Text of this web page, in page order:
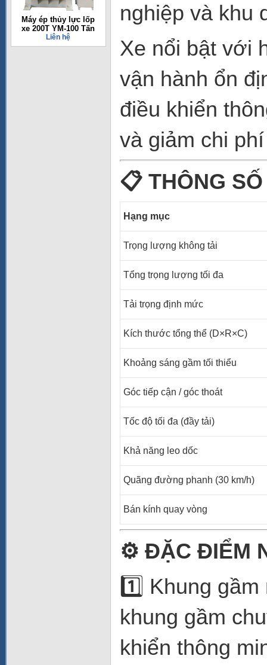
Máy ép thủy lực lốp
xe 200T YM-100 Tấn
Liên hệ
nghiệp và khu
Xe nổi bật với
vận hành ổn
điều khiển
và giảm chi
📋 THÔNG
Hạng mục
Trọng lượng không tải
Tổng trọng lượng tối đa
Tải trọng định mức
Kích thước tổng thể
Khoảng sáng gầm tối thiểu
Góc tiếp cận / góc thoát
Tốc độ tối đa (đầy tải)
Khả năng leo dốc
Quãng đường phanh (30 km/h)
Bán kính quay vòng
⚙️ ĐẶC ĐIỂM
1️⃣ Khung
khung gầm
khiển thông